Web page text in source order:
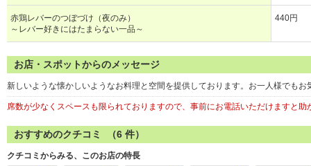
赤鶏レバーのつぼづけ（夜のみ）
～レバー好きにはたまらない一品～
440円
お店・スポットからのメッセージ
新しいような懐かしいようなお料理と空間を提供しております。お一人様でもお
席数が少なくスペースも限られておりますので、事前にお電話いただけますと助
おすすめのクチコミ （6 件）
クチコミからみる、このお店の特長